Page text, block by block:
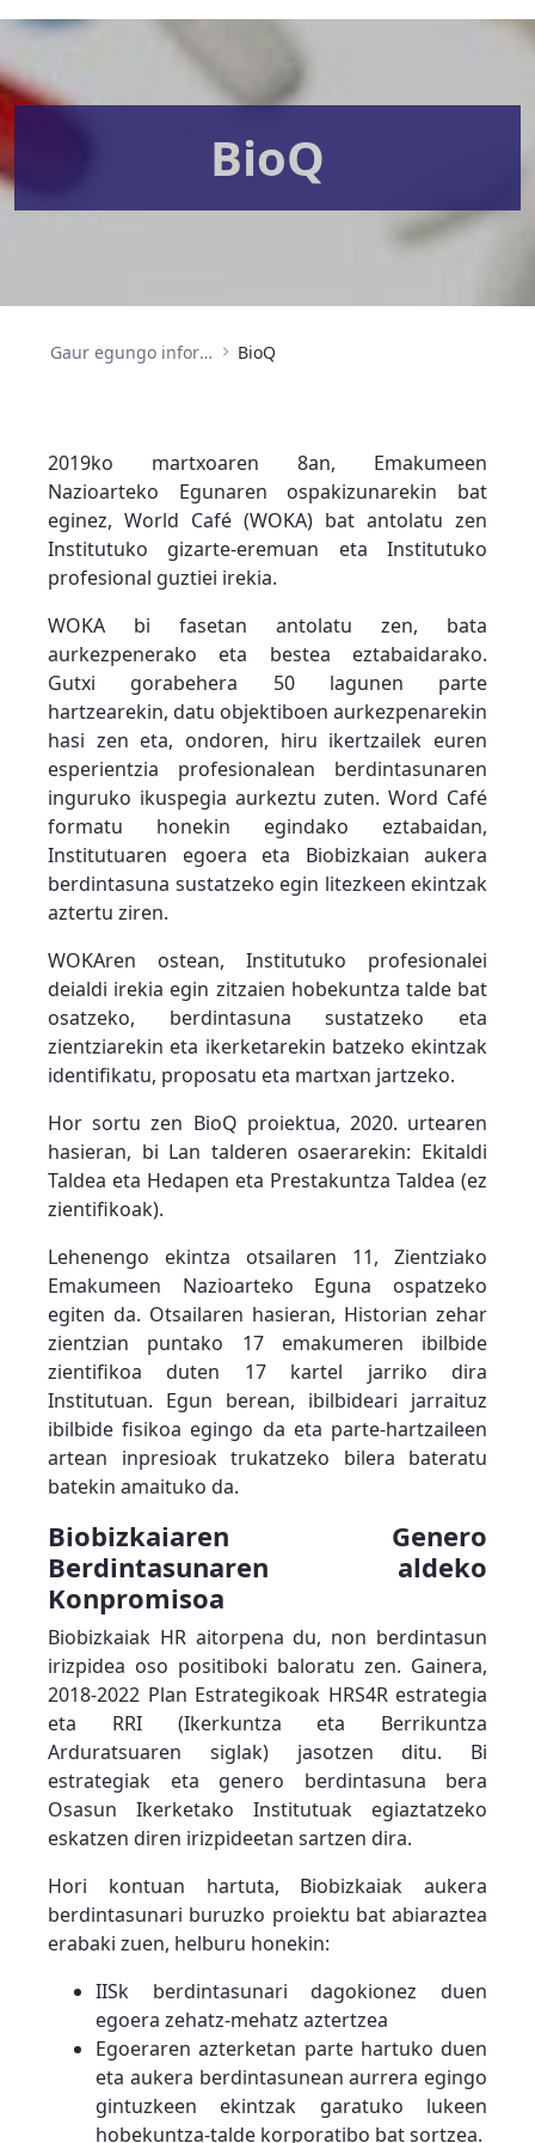
BioQ
Gaur egungo informazioa BioQ
2019ko martxoaren 8an, Emakumeen
Nazioarteko Egunaren ospakizunarekin bat
eginez, World Café (WOKA) bat antolatu zen
Institutuko gizarte-eremuan eta Institutuko
profesional guztiei irekia.
WOKA bi fasetan antolatu zen, bata
aurkezpenerako eta bestea eztabaidarako.
Gutxi gorabehera 50 lagunen parte
hartzearekin, datu objektiboen aurkezpenarekin
hasi zen eta, ondoren, hiru ikertzailek euren
esperientzia profesionalean berdintasunaren
inguruko ikuspegia aurkeztu zuten. Word Café
formatu honekin egindako eztabaidan,
Institutuaren egoera eta Biobizkaian aukera
berdintasuna sustatzeko egin litezkeen ekintzak
aztertu ziren.
WOKAren ostean, Institutuko profesionalei
deialdi irekia egin zitzaien hobekuntza talde bat
osatzeko, berdintasuna sustatzeko eta
zientziarekin eta ikerketarekin batzeko ekintzak
identifikatu, proposatu eta martxan jartzeko.
Hor sortu zen BioQ proiektua, 2020. urtearen
hasieran, bi Lan talderen osaerarekin: Ekitaldi
Taldea eta Hedapen eta Prestakuntza Taldea (ez
zientifikoak).
Lehenengo ekintza otsailaren 11, Zientziako
Emakumeen Nazioarteko Eguna ospatzeko
egiten da. Otsailaren hasieran, Historian zehar
zientzian puntako 17 emakumeren ibilbide
zientifikoa duten 17 kartel jarriko dira
Institutuan. Egun berean, ibilbideari jarraituz
ibilbide fisikoa egingo da eta parte-hartzaileen
artean inpresioak trukatzeko bilera bateratu
batekin amaituko da.
Biobizkaiaren Genero
Berdintasunaren aldeko
Konpromisoa
Biobizkaiak HR aitorpena du, non berdintasun
irizpidea oso positiboki baloratu zen. Gainera,
2018-2022 Plan Estrategikoak HRS4R estrategia
eta RRI (Ikerkuntza eta Berrikuntza
Arduratsuaren siglak) jasotzen ditu. Bi
estrategiak eta genero berdintasuna bera
Osasun Ikerketako Institutuak egiaztatzeko
eskatzen diren irizpideetan sartzen dira.
Hori kontuan hartuta, Biobizkaiak aukera
berdintasunari buruzko proiektu bat abiaraztea
erabaki zuen, helburu honekin:
IISk berdintasunari dagokionez duen
egoera zehatz-mehatz aztertzea
Egoeraren azterketan parte hartuko duen
eta aukera berdintasunean aurrera egingo
gintuzkeen ekintzak garatuko lukeen
hobekuntza-talde korporatibo bat sortzea.